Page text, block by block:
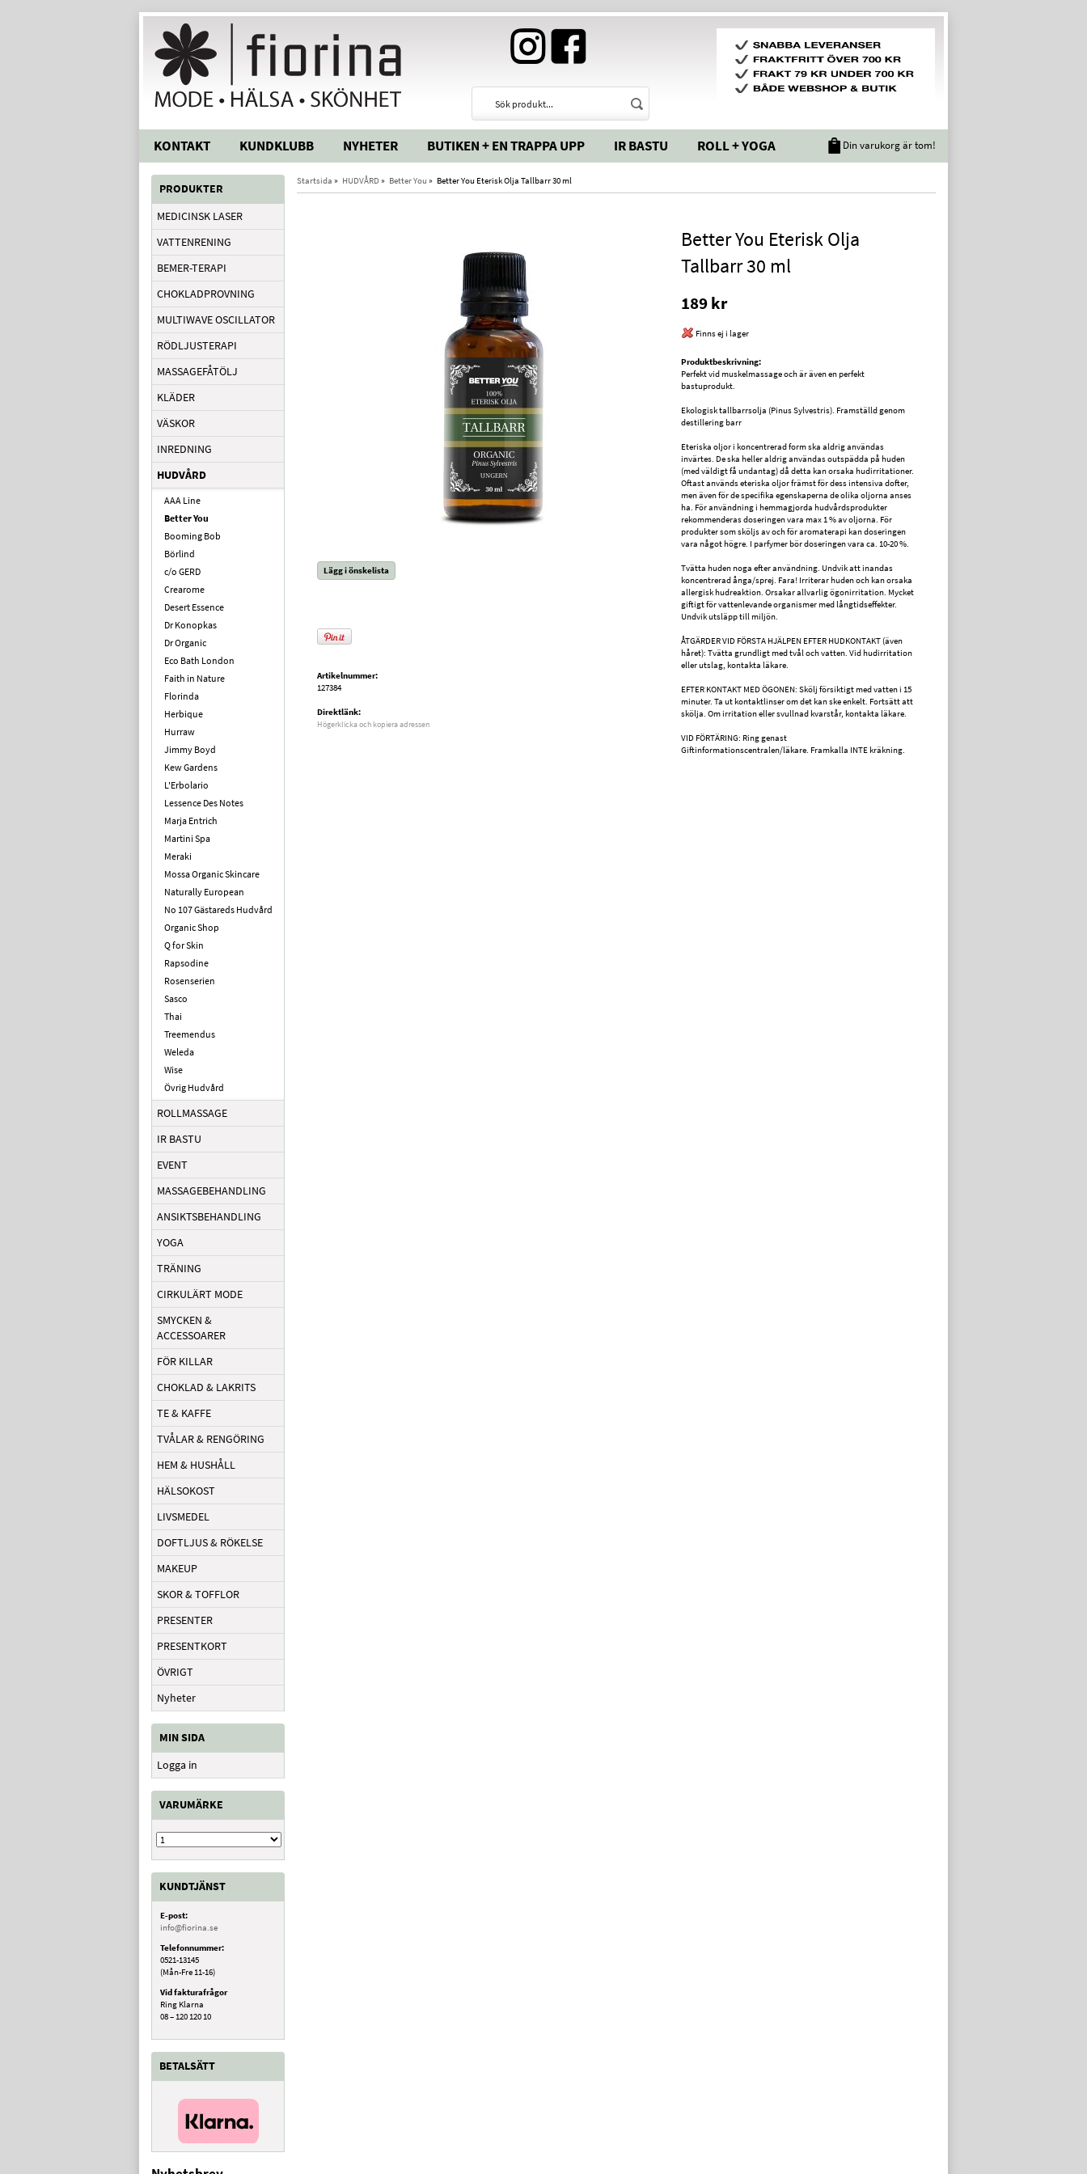
KONTAKT KUNDKLUBB NYHETER BUTIKEN + EN TRAPPA UPP IR BASTU ROLL + YOGA Din varukorg är tom!
PRODUKTER
MEDICINSK LASER
VATTENRENING
BEMER-TERAPI
CHOKLADPROVNING
MULTIWAVE OSCILLATOR
RÖDLJUSTERAPI
MASSAGEFÅTÖLJ
KLÄDER
VÄSKOR
INREDNING
HUDVÅRD
AAA Line
Better You
Booming Bob
Börlind
c/o GERD
Crearome
Desert Essence
Dr Konopkas
Dr Organic
Eco Bath London
Faith in Nature
Florinda
Herbique
Hurraw
Jimmy Boyd
Kew Gardens
L'Erbolario
Lessence Des Notes
Marja Entrich
Martini Spa
Meraki
Mossa Organic Skincare
Naturally European
No 107 Gästareds Hudvård
Organic Shop
Q for Skin
Rapsodine
Rosenserien
Sasco
Thai
Treemendus
Weleda
Wise
Övrig Hudvård
ROLLMASSAGE
IR BASTU
EVENT
MASSAGEBEHANDLING
ANSIKTSBEHANDLING
YOGA
TRÄNING
CIRKULÄRT MODE
SMYCKEN &
ACCESSOARER
FÖR KILLAR
CHOKLAD & LAKRITS
TE & KAFFE
TVÅLAR & RENGÖRING
HEM & HUSHÅLL
HÄLSOKOST
LIVSMEDEL
DOFTLJUS & RÖKELSE
MAKEUP
SKOR & TOFFLOR
PRESENTER
PRESENTKORT
ÖVRIGT
Nyheter
MIN SIDA
Logga in
VARUMÄRKE
KUNDTJÄNST
E-post:
info@fiorina.se
Telefonnummer:
0521-13145
(Mån-Fre 11-16)
Vid fakturafrågor
Ring Klarna
08 – 120 120 10
BETALSÄTT
Startsida » HUDVÅRD» Better You » Better You Eterisk Olja Tallbarr 30 ml
Lägg i önskelista
Artikelnummer:
127384
Direktlänk:
Högerklicka och kopiera adressen
Better You Eterisk Olja
Tallbarr 30 ml
189 kr
Finns ej i lager
Produktbeskrivning:
Perfekt vid muskelmassage och är även en perfekt
bastuprodukt.
Ekologisk tallbarrsolja (Pinus Sylvestris). Framställd genom
destillering barr
Eteriska oljor i koncentrerad form ska aldrig användas
invärtes. De ska heller aldrig användas outspädda på huden
(med väldigt få undantag) då detta kan orsaka hudirritationer.
Oftast används eteriska oljor främst för dess intensiva dofter,
men även för de specifika egenskaperna de olika oljorna anses
ha. För användning i hemmagjorda hudvårdsprodukter
rekommenderas doseringen vara max 1 % av oljorna. För
produkter som sköljs av och för aromaterapi kan doseringen
vara något högre. I parfymer bör doseringen vara ca. 10-20 %.
Tvätta huden noga efter användning. Undvik att inandas
koncentrerad ånga/sprej. Fara! Irriterar huden och kan orsaka
allergisk hudreaktion. Orsakar allvarlig ögonirritation. Mycket
giftigt för vattenlevande organismer med långtidseffekter.
Undvik utsläpp till miljön.
ÅTGÄRDER VID FÖRSTA HJÄLPEN EFTER HUDKONTAKT (även
håret): Tvätta grundligt med tvål och vatten. Vid hudirritation
eller utslag, kontakta läkare.
EFTER KONTAKT MED ÖGONEN: Skölj försiktigt med vatten i 15
minuter. Ta ut kontaktlinser om det kan ske enkelt. Fortsätt att
skölja. Om irritation eller svullnad kvarstår, kontakta läkare.
VID FÖRTÄRING: Ring genast
Giftinformationscentralen/läkare. Framkalla INTE kräkning.